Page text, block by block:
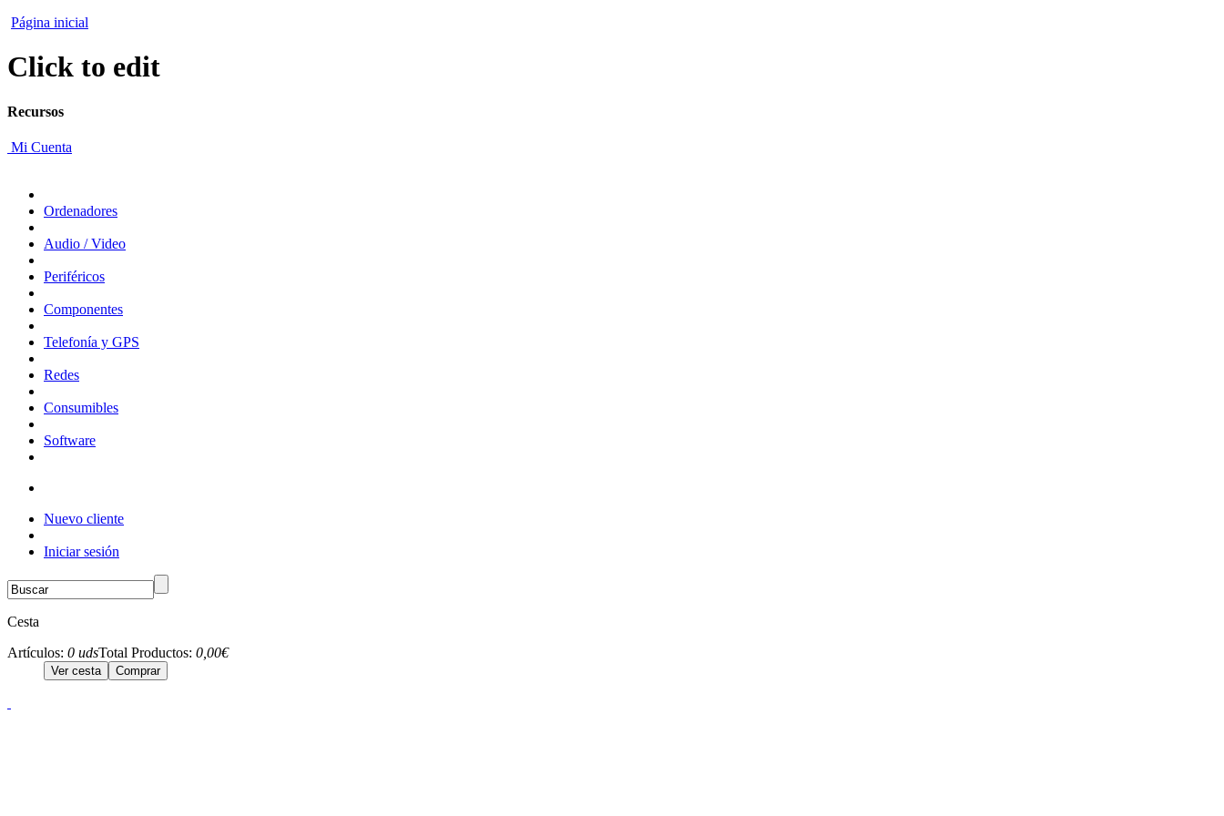
Página inicial
Click to edit
Recursos
Mi Cuenta
Ordenadores
Audio / Video
Periféricos
Componentes
Telefonía y GPS
Redes
Consumibles
Software
Nuevo cliente
Iniciar sesión
Cesta
Artículos: 0 udsTotal Productos: 0,00€